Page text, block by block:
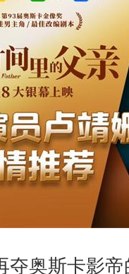
夺奥斯卡影